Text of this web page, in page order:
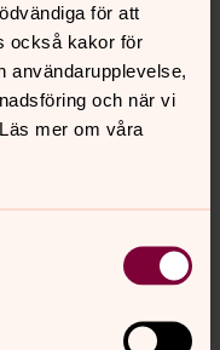
för att
också kakor för
och när vi
mer om våra